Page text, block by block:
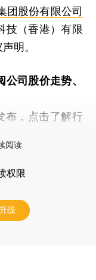
团股份有限公司
技（香港）有限
明。
公司股价走势、
， 点击了解行
阅读
权限
级